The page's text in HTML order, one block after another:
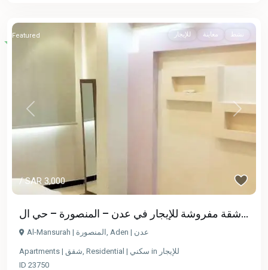
Previous Next
/ SAR 3,000
للإيجار معاينة نشط Featured
شقة مفروشة للإيجار في عدن – المنصورة – حي ال...
Al-Mansurah | المنصورة Aden | عدن
Apartments | شقق Residential | سكني in للإيجار
ID 23750